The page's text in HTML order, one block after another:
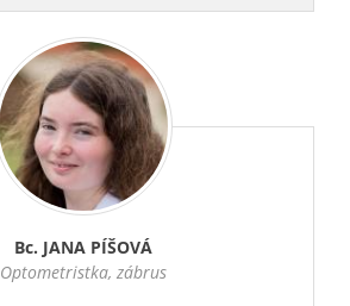
Bc. JANA PÍŠOVÁ
Optometristka, zábrus